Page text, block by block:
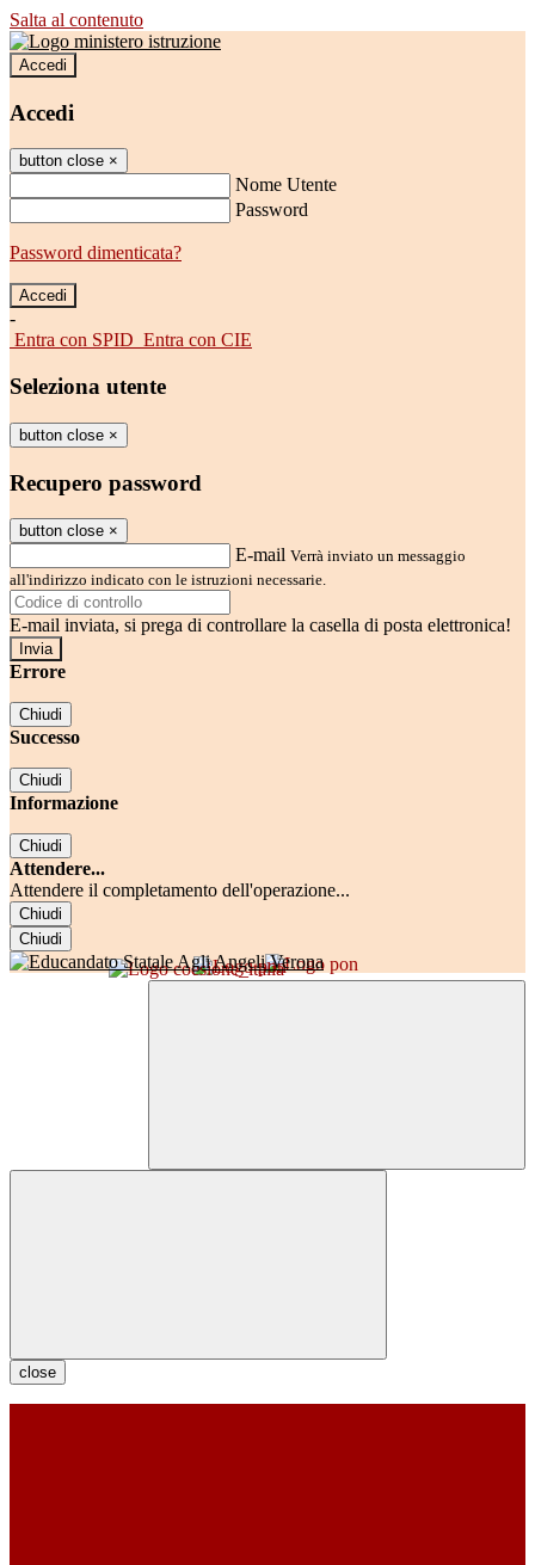
Salta al contenuto
Accedi
Accedi
button close ×
Nome Utente
Password
Password dimenticata?
-
Entra con SPID Entra con CIE
Seleziona utente
button close ×
Recupero password
button close ×
E-mail Verrà inviato un messaggio
all'indirizzo indicato con le istruzioni necessarie.
E-mail inviata, si prega di controllare la casella di posta elettronica!
Errore
Chiudi
Successo
Chiudi
Informazione
Chiudi
Attendere...
Attendere il completamento dell'operazione...
Chiudi
Chiudi
close